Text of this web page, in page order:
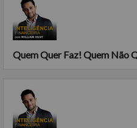
Quem Quer Faz! Quem Não